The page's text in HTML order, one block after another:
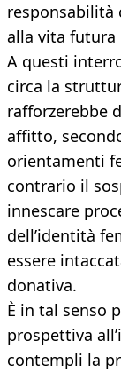
responsabilità
alla vita futura
A questi
circa la
rafforzerebbe
affitto,
orientamenti
contrario il
innescare
dell’identità
essere
donativa.
È in tal senso
prospettiva
contempli la